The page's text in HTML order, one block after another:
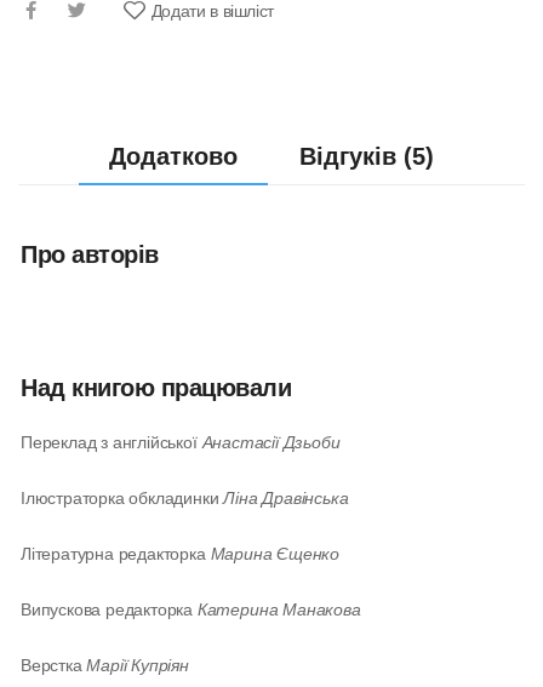
Додати в вішліст
Додатково Відгуків (5)
Про авторів
Над книгою працювали
Переклад з англійськоїАнастасії Дзьоби
Ілюстраторка обкладинкиЛіна Дравінська
Літературна редакторка Марина Єщенко
Випускова редакторка Катерина Манакова
ВерсткаМарії Купріян